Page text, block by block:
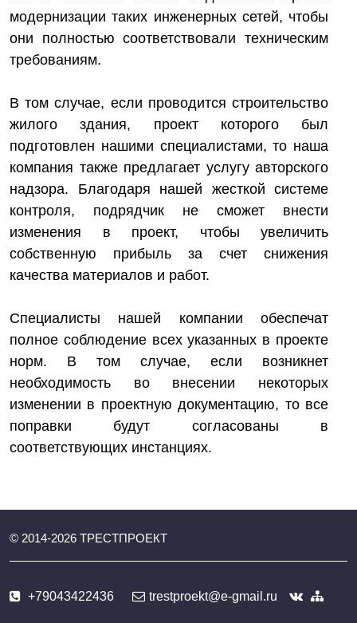
модернизации таких инженерных сетей, чтобы
они полностью соответствовали техническим
требованиям.
В том случае, если проводится строительство
жилого здания, проект которого был
подготовлен нашими специалистами, то наша
компания также предлагает услугу авторского
надзора. Благодаря нашей жесткой системе
контроля, подрядчик не сможет внести
изменения в проект, чтобы увеличить
собственную прибыль за счет снижения
качества материалов и работ.
Специалисты нашей компании обеспечат
полное соблюдение всех указанных в проекте
норм. В том случае, если возникнет
необходимость во внесении некоторых
изменении в проектную документацию, то все
поправки будут согласованы в
соответствующих инстанциях.
© 2014-2026 ТРЕСТПРОЕКТ
+79043422436 trestproekt@e-gmail.ru